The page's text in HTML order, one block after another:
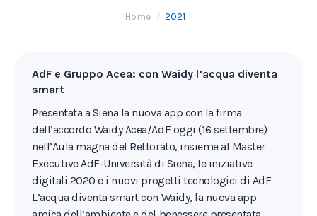
Tu sei qui:
Home 2021
AdF e Gruppo Acea: con Waidy l’acqua diventa
smart
Presentata a Siena la nuova app con la firma
dell’accordo Waidy Acea/AdF oggi (16 settembre)
nell’Aula magna del Rettorato, insieme al Master
Executive AdF-Università di Siena, le iniziative
digitali 2020 e i nuovi progetti tecnologici di AdF
L’acqua diventa smart con Waidy, la nuova app